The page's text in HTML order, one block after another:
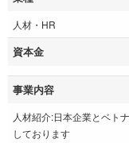
人材・HR
資本金
事業内容
人材紹介:日本企業とベト
しております